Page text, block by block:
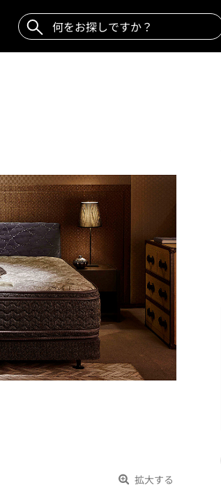
拡大する